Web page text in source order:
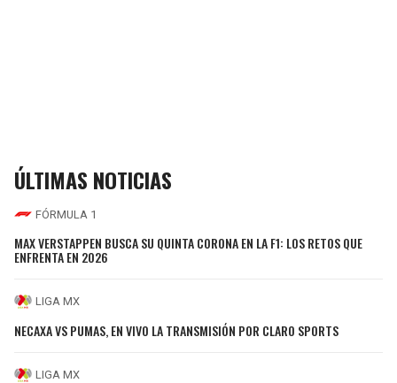
ÚLTIMAS NOTICIAS
FÓRMULA 1
MAX VERSTAPPEN BUSCA SU QUINTA CORONA EN LA F1: LOS RETOS QUE
ENFRENTA EN 2026
LIGA MX
NECAXA VS PUMAS, EN VIVO LA TRANSMISIÓN POR CLARO SPORTS
LIGA MX